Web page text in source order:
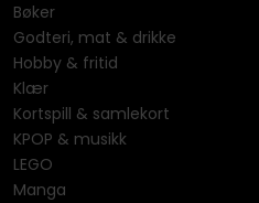
Bøker
Godteri, mat & drikke
Hobby & fritid
Klær
Kortspill & samlekort
KPOP & musikk
LEGO
Manga